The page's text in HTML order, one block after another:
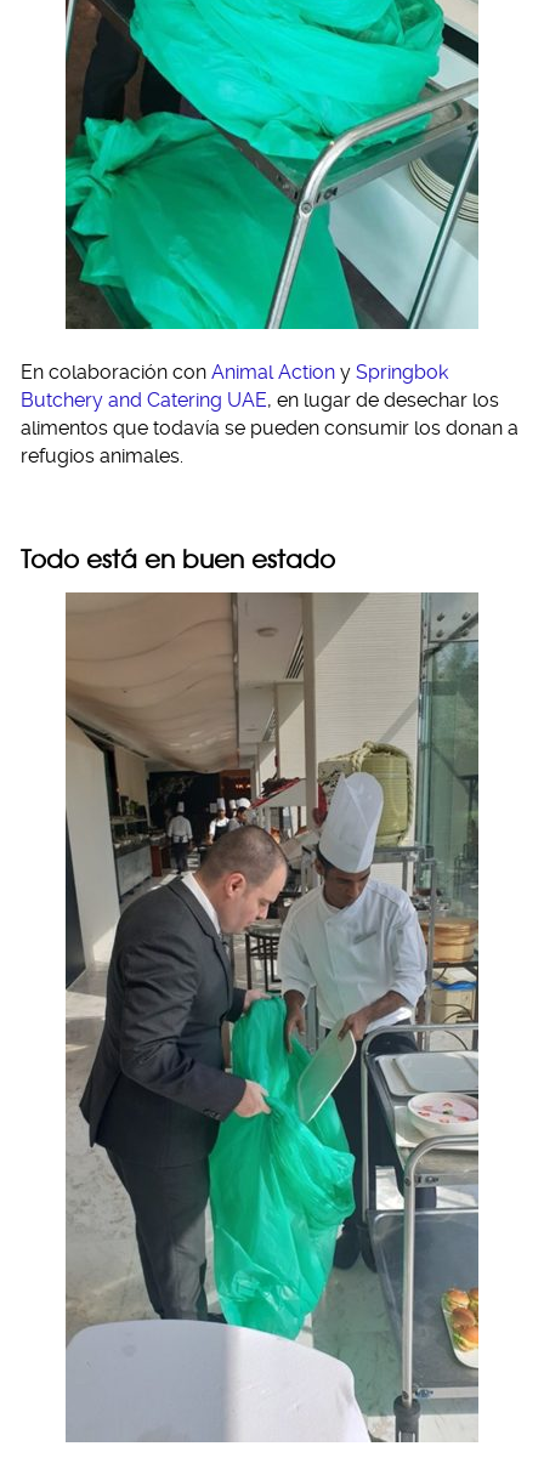
En colaboración con Animal Action y Springbok
Butchery and Catering UAE, en lugar de desechar los
alimentos que todavía se pueden consumir los donan a
refugios animales.
Todo está en buen estado